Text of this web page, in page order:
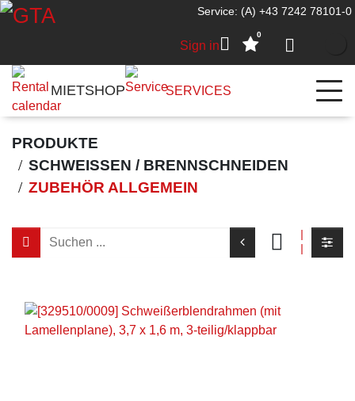
Service: (A) +43 7242 78101-0
Sign in
0
MIETSHOP SERVICES
PRODUKTE
SCHWEISSEN / BRENNSCHNEIDEN
ZUBEHÖR ALLGEMEIN